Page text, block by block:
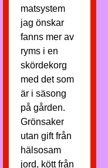
matsystem
jag önskar
fanns mer av
ryms i en
skördekorg
med det som
är i säsong
på gården.
Grönsaker
utan gift från
hälsosam
jord, kött från